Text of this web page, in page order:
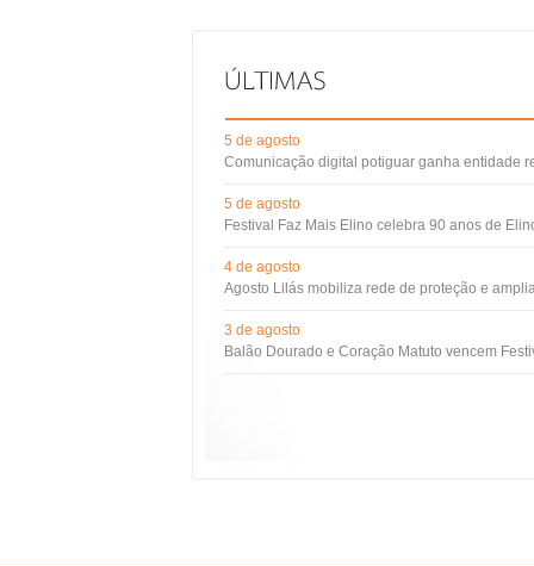
5 de agosto
Comunicação digital potiguar ganha entidade
5 de agosto
Festival Faz Mais Elino celebra 90 anos de
4 de agosto
Agosto Lilás mobiliza rede de proteção e
3 de agosto
Balão Dourado e Coração Matuto vencem